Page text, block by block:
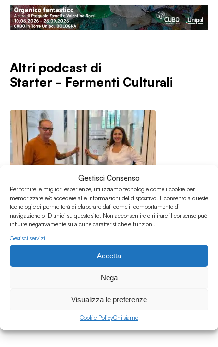
Gestisci Consenso
Per fornire le migliori esperienze, utilizziamo tecnologie come i cookie per
memorizzare e/o accedere alle informazioni del dispositivo. Il consenso a queste
tecnologie ci permetterà di elaborare dati come il comportamento di
navigazione o ID unici su questo sito. Non acconsentire o ritirare il consenso può
influire negativamente su alcune caratteristiche e funzioni.
Gestisci servizi
Accetta
Nega
Visualizza le preferenze
Cookie PolicyChi siamo
Altri podcast di
Starter - Fermenti Culturali
26.06.2026
Starter - fermenti culturali - Puntata 164